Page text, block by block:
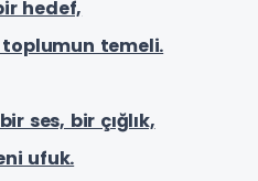
hedef,
toplumun temeli.
ses, bir çığlık,
ufuk.